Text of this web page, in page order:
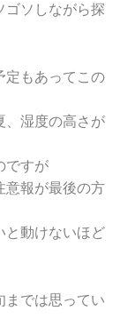
ゴソしながら探
定もあってこの
、湿度の高さが
ですが
意報が最後の方
と動けないほど
までは思ってい